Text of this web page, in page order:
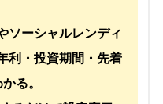
ソーシャルレンディ
利・投資期間・先着
る。